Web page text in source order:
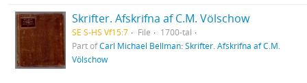
Skrifter. Afskrifna af C.M. Völschow
SE S-HS Vf15:7 File
1700-tal
Part ofCarl Michael Bellman: Skrifter. Afskrifna af C.M.
Völschow